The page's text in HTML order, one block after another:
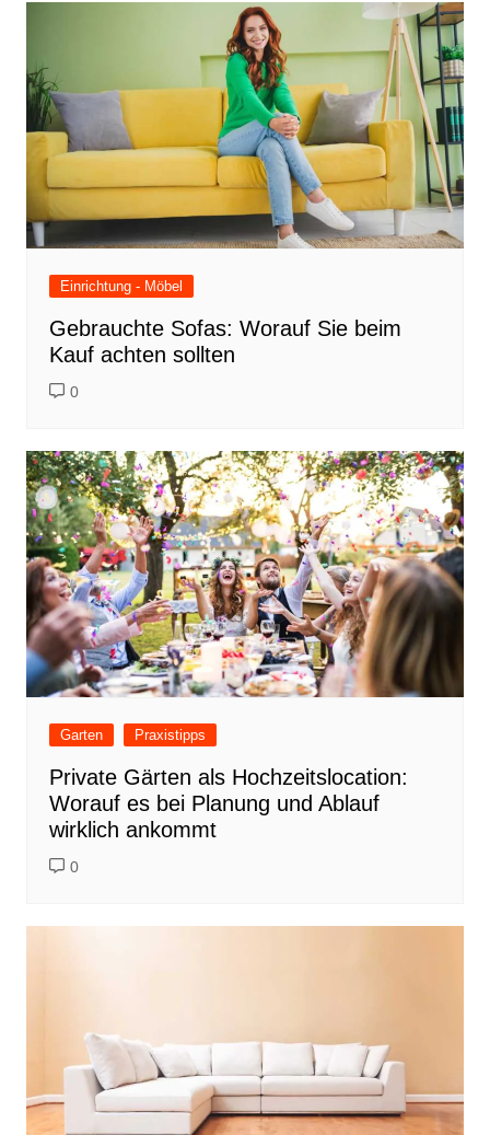
Einrichtung - Möbel
Gebrauchte Sofas: Worauf Sie beim
Kauf achten sollten
0
Garten Praxistipps
Private Gärten als Hochzeitslocation:
Worauf es bei Planung und Ablauf
wirklich ankommt
0